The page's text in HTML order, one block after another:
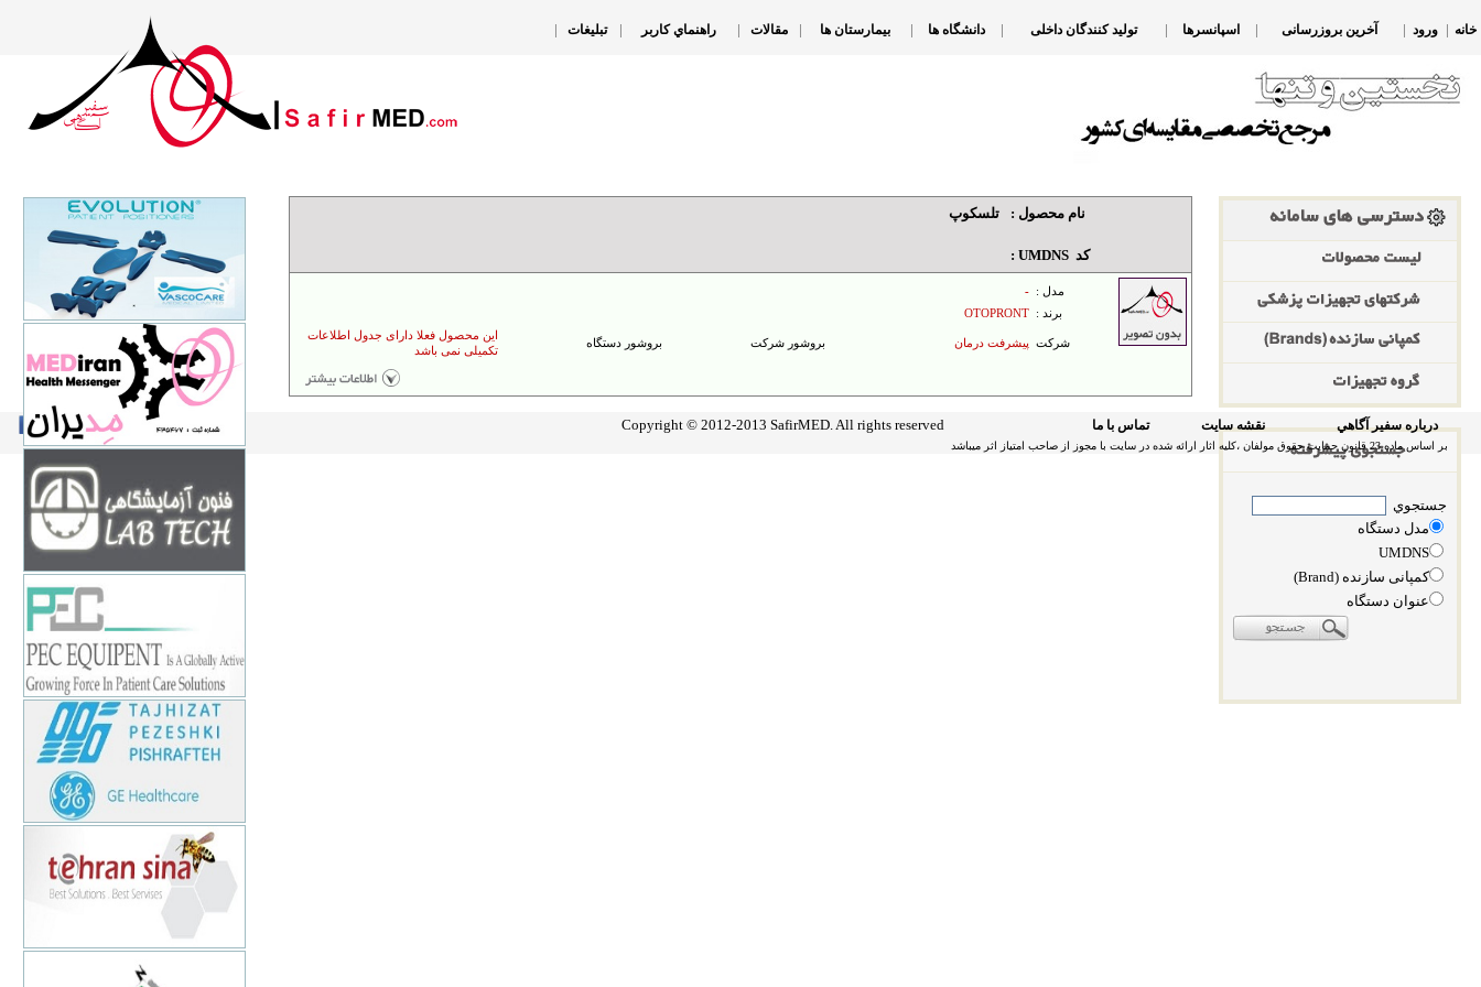
خانه | ورود | آخرین بروزرسانی | اسپانسرها | تولید کنندگان داخلی | دانشگاه ها | بیمارستان ها | مقالات | راهنماي کاربر | تبليغات |
نام محصول : تلسکوپ
کد
مدل :
-
برند :
OTOPRONT
شرکت پیشرفت درمان بروشور شرکت بروشور دستگاه
این محصول فعلا دارای جدول اطلاعات
تکمیلی نمی باشد
مدیران سلامت سفیر
77500165
تهران- پایین تر از میدان سپاه- نبش کوچه
احمد نیا- پلاک یک
مدیران سلامت سفیر
77500165
تهران- پایین تر از میدان سپاه- نبش کوچه
احمد نیا- پلاک یک
تهران - بهشتي - بعد از سهروردي -
کاووسي فر - نبش کوچه باسقی- پلاک 20
و 21
www.fonoon.co.ir
الکترونیک برتر
88982612-16
تهران - خیابان زرتشت غربی- کوچه سوم
www.pec-equipment.com
تجهیزات پزشکی پیشرفته
88660081
تهران-ونک-خیابان توانیر-شهید عباسپور-
کوچه سامی-پلاک 1
www.tppge.com
66409116
طبقه 3
www.tehransina.com
امیتاک پرشیا
88761000
جستجوي
مدل دستگاه
UMDNS
کمپانی سازنده (Brand)
عنوان دستگاه
درباره سفير آگاهي نقشه سايت تماس با ما Join Us About Safir Copyright © 2012-2013 SafirMED. All rights reserved
بر اساس ماده 23 قانون حمایت حقوق مولفان ،کلیه اثار ارائه شده در سایت با مجوز از صاحب امتیاز اثر میباشد